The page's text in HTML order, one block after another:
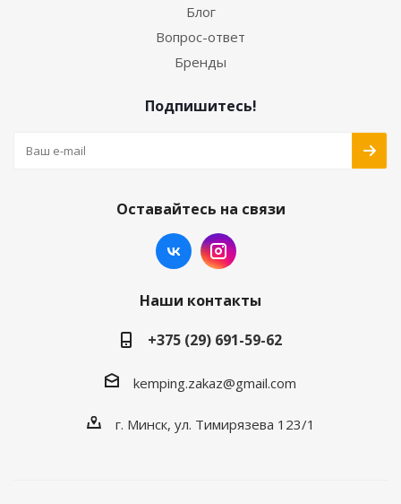
Блог
Вопрос-ответ
Бренды
Подпишитесь!
Оставайтесь на связи
Наши контакты
+375 (29) 691-59-62
kemping.zakaz@gmail.com
г. Минск, ул. Тимирязева 123/1